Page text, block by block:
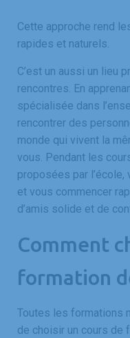
Cette approche rend
rapides et naturels.
C’est un aussi un lieu
rencontres. En
spécialisée dans
rencontrer des
monde qui vivent la
vous. Pendant les
proposées par
et vous commencer
d’amis solide et de
Comment
formation
Toutes les formations
de choisir un cours de